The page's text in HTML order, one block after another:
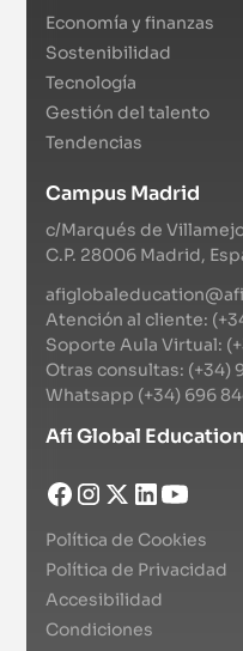
Economía y finanzas
Sostenibilidad
Tecnología
Gestión del talento
Tendencias
Campus Madrid
c/Marqués de
C.P. 28006 Madrid,
Atención al cliente:
Soporte Aula Virtual:
Otras consultas: (+34)
Whatsapp (+34) 696
Afi Global
Política de Cookies
Política de Privacidad
Accesibilidad
Condiciones